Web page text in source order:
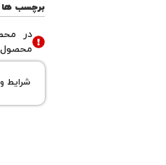
برچسب ها
در
شرایط